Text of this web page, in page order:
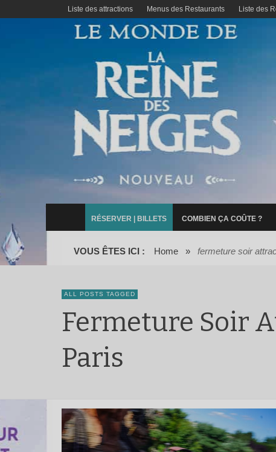
Liste des attractions Menus des Restaurants Liste des
RÉSERVER | BILLETS COMBIEN ÇA COÛTE ?
VOUS ÊTES ICI : Home » fermeture soir
ALL POSTS TAGGED
Fermeture Soir
Paris